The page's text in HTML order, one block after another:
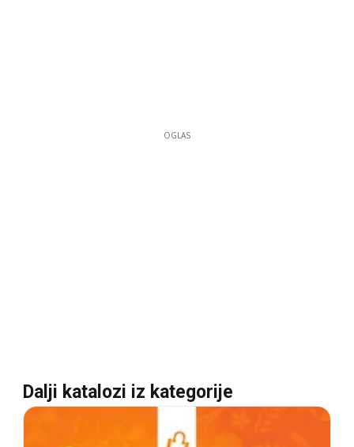
OGLAS
Dalji katalozi iz kategorije